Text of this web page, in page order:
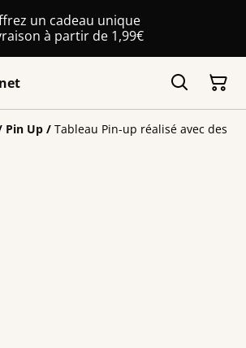
un cadeau unique
à partir de 1,99€
Pin Up / Tableau Pin-up réalisé avec des